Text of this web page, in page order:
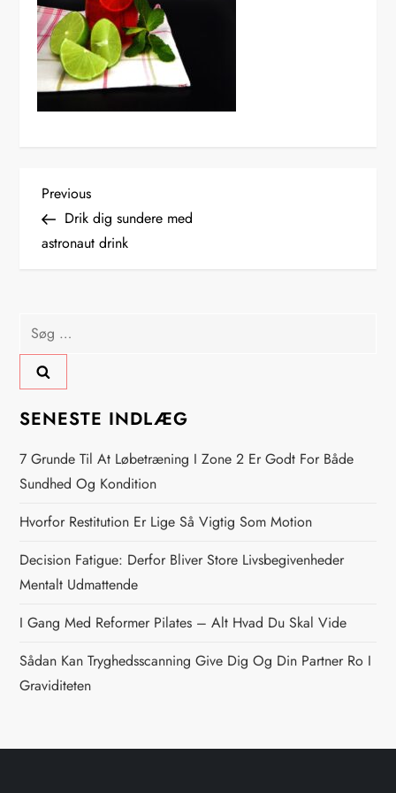
I
n
l
æ
g
s
n
a
v
i
g
a
t
Previous
Post
Previous
Drik dig sundere med
astronaut drink
Søg
efter:
SENESTE INDLÆG
7 Grunde Til At Løbetræning I Zone 2 Er Godt For Både
Sundhed Og Kondition
Hvorfor Restitution Er Lige Så Vigtig Som Motion
Decision Fatigue: Derfor Bliver Store Livsbegivenheder
Mentalt Udmattende
I Gang Med Reformer Pilates – Alt Hvad Du Skal Vide
Sådan Kan Tryghedsscanning Give Dig Og Din Partner Ro I
Graviditeten